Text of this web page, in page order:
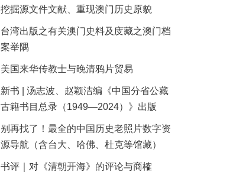
挖掘源文件文献、重现澳门历史原貌
台湾出版之有关澳门史料及庋藏之澳门档
案举隅
美国来华传教士与晚清鸦片贸易
新书 | 汤志波、赵颖洁编《中国分省公藏
古籍书目总录（1949—2024）》出版
别再找了！最全的中国历史老照片数字资
源导航（含台大、哈佛、杜克等馆藏）
书评｜对《清朝开海》的评论与商榷